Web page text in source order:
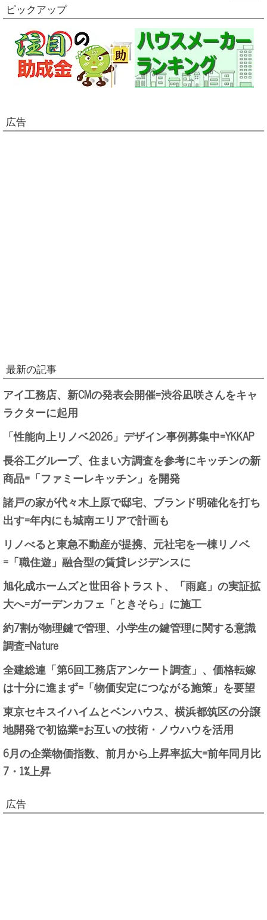
ピックアップ
広告
最新の記事
アイ工務店、新CMの発表会開催=渋谷凪咲さんをキャ
ラクターに起用
「性能向上リノベ2026」デザイン事例募集中=YKKAP
長谷工グループ、住まい方調査を参考にキッチンの新
商品=「ファミーレキッチン」を開発
諸戸の家が代々木上原で邸宅、ブランド明確化を打ち
出す=年内にも城南エリアで計画も
リノべると東急不動産が提携、元社宅を一棟リノベ
=「職住遊」融合型の賃貸レジデンスに
旭化成ホームズと世田谷トラスト、「雨庭」の実証拡
大へ=ガーデンカフェ「ときそら」に施工
約7割が物理鍵で管理、小学生の鍵管理に関する意識
調査=Nature
全建総連「第6回工務店アンケート調査」、価格転嫁
は十分に進まず=「物価安定につながる施策」を要望
東京セキスイハイムとベンハウス、横浜都筑区の分譲
地開発で初協業=お互いの技術・ノウハウを活用
6月の企業物価指数、前月から上昇率拡大=前年同月比
7・1%上昇
広告